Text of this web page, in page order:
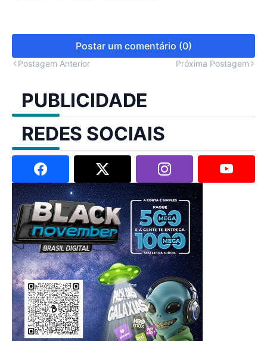
Postar um comentário (0)
Postagem Anterior Próxima Postagem
PUBLICIDADE
REDES SOCIAIS